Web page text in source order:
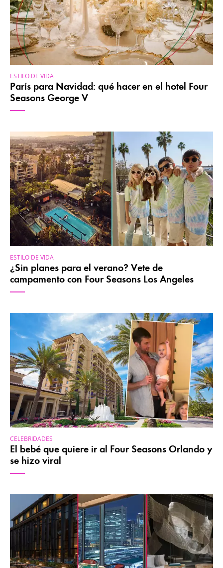
ESTILO DE VIDA
París para Navidad: qué hacer en el hotel Four
Seasons George V
ESTILO DE VIDA
¿Sin planes para el verano? Vete de
campamento con Four Seasons Los Angeles
CELEBRIDADES
El bebé que quiere ir al Four Seasons Orlando y
se hizo viral